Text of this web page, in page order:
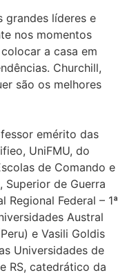
grandes líderes e
nos momentos
a casa em
Churchill,
são os melhores
emérito das
UniFMU, do
de Comando e
de Guerra
Regional Federal – 1ª
Austral
e Vasili Goldis
Universidades de
RS, catedrático da